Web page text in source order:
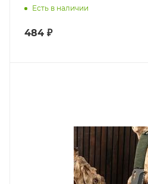
Есть в наличии
484 ₽